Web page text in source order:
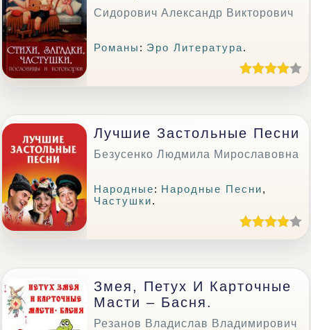
Сидорович Александр Викторович
Романы : Эро Литература.
Лучшие Застольные Песни
Безусенко Людмила Мирославовна
Народные: Народные Песни,
Частушки.
Змея, Петух И Карточные
Масти – Басня.
Резанов Владислав Владимирович